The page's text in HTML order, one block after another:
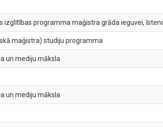
izglītības programma maģistra grāda ieguvei,
maģistra) studiju programma
un mediju māksla
un mediju māksla